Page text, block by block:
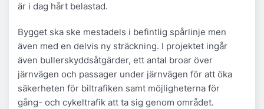
är i dag hårt belastad.
Bygget ska ske mestadels i befintlig spårlinje men
även med en delvis ny sträckning. I projektet ingår
även bullerskyddsåtgärder, ett antal broar över
järnvägen och passager under järnvägen för att öka
säkerheten för biltrafiken samt möjligheterna för
gång- och cykeltrafik att ta sig genom området.